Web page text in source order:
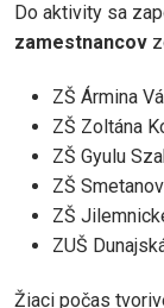
Do aktivity sa
zamestnancov
ZŠ Ármina
ZŠ Zoltána
ZŠ Gyulu
ZŠ
ZŠ
ZUŠ
Žiaci počas